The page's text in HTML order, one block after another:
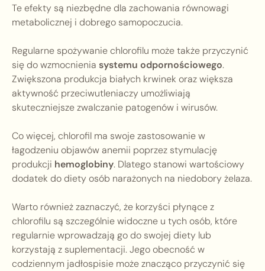
Te efekty są niezbędne dla zachowania równowagi
metabolicznej i dobrego samopoczucia.
Regularne spożywanie chlorofilu może także przyczynić
się do wzmocnienia systemu odpornościowego.
Zwiększona produkcja białych krwinek oraz większa
aktywność przeciwutleniaczy umożliwiają
skuteczniejsze zwalczanie patogenów i wirusów.
Co więcej, chlorofil ma swoje zastosowanie w
łagodzeniu objawów anemii poprzez stymulację
produkcji hemoglobiny. Dlatego stanowi wartościowy
dodatek do diety osób narażonych na niedobory żelaza.
Warto również zaznaczyć, że korzyści płynące z
chlorofilu są szczególnie widoczne u tych osób, które
regularnie wprowadzają go do swojej diety lub
korzystają z suplementacji. Jego obecność w
codziennym jadłospisie może znacząco przyczynić się